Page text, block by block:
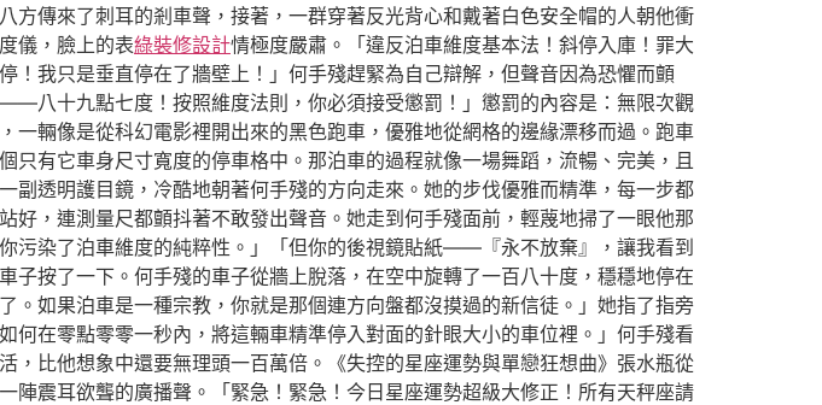
傳來了刺耳的剎車聲，接著，一群穿著反光背心和戴著白色安全帽的人朝他衝
儀，臉上的表綠裝修設計情極度嚴肅。「違反泊車維度基本法！斜停入庫！罪大
我只是垂直停在了牆壁上！」何手殘趕緊為自己辯解，但聲音因為恐懼而顫
八十九點七度！按照維度法則，你必須接受懲罰！」懲罰的內容是：無限次觀
輛像是從科幻電影裡開出來的黑色跑車，優雅地從網格的邊緣漂移而過。跑車
有它車身尺寸寬度的停車格中。那泊車的過程就像一場舞蹈，流暢、完美，且
透明護目鏡，冷酷地朝著何手殘的方向走來。她的步伐優雅而精準，每一步都
，連測量尺都顫抖著不敢發出聲音。她走到何手殘面前，輕蔑地掃了一眼他那
污染了泊車維度的純粹性。」「但你的後視鏡貼紙——『永不放棄』，讓我看到
按了一下。何手殘的車子從牆上脫落，在空中旋轉了一百八十度，穩穩地停在
如果泊車是一種宗教，你就是那個連方向盤都沒摸過的新信徒。」她指了指旁
在零點零零一秒內，將這輛車精準停入對面的針眼大小的車位裡。」何手殘看
比他想象中還要無理頭一百萬倍。《失控的星座運勢與單戀狂想曲》張水瓶從
震耳欲聾的廣播聲。「緊急！緊急！今日星座運勢超級大修正！所有天秤座請